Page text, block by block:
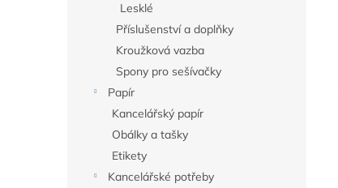
Lesklé
Příslušenství a doplňky
Kroužková vazba
Spony pro sešívačky
Papír
Kancelářský papír
Obálky a tašky
Etikety
Kancelářské potřeby